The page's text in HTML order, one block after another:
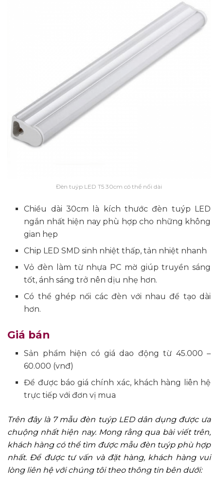
Đèn tuýp LED T5 30cm có thể nối dài
Chiều dài 30cm là kích thước đèn tuýp LED
ngắn nhất hiện nay phù hợp cho những không
gian hẹp
Chip LED SMD sinh nhiệt thấp, tản nhiệt nhanh
Vỏ đèn làm từ nhựa PC mờ giúp truyền sáng
tốt, ánh sáng trở nên dịu nhẹ hơn.
Có thể ghép nối các đèn với nhau để tạo dài
hơn.
Giá bán
Sản phẩm hiện có giá dao động từ 45.000 –
60.000 (vnđ)
Để được báo giá chính xác, khách hàng liên hệ
trực tiếp với đơn vị mua
Trên đây là 7 mẫu đèn tuýp LED dân dụng được ưa
chuộng nhất hiện nay. Mong rằng qua bài viết trên,
khách hàng có thể tìm được mẫu đèn tuýp phù hợp
nhất. Để được tư vấn và đặt hàng, khách hàng vui
lòng liên hệ với chúng tôi theo thông tin bên dưới: